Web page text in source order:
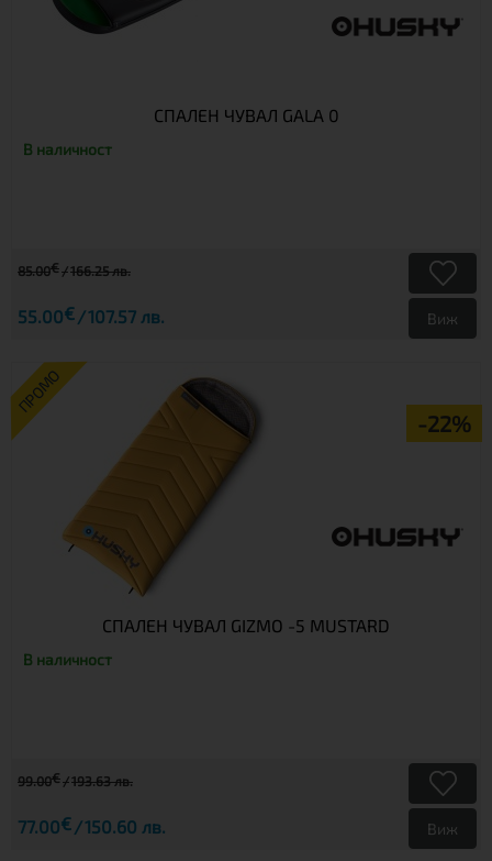
СПАЛЕН ЧУВАЛ GALA 0
В наличност
85.00€ 166.25 лв.
55.00€ 107.57 лв. Виж
ПРОМО
-22%
СПАЛЕН ЧУВАЛ GIZMO -5 MUSTARD
В наличност
99.00€ 193.63 лв.
77.00€ 150.60 лв. Виж